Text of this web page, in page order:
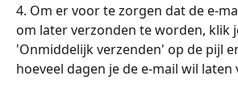
4. Om er voor te zorgen dat de e-
om later verzonden te worden, klik
'Onmiddelijk verzenden' op de pijl
hoeveel dagen je de e-mail wil laten